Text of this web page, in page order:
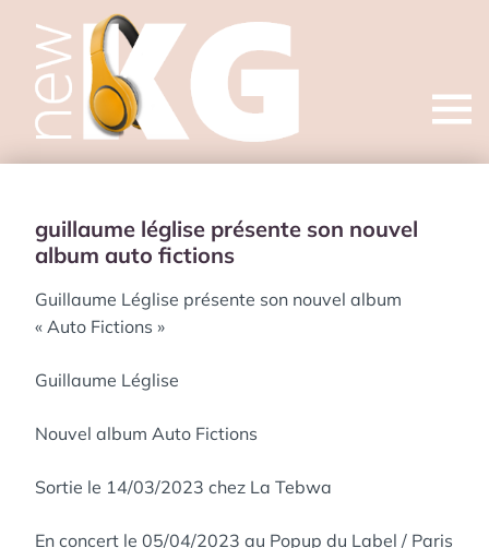
Open
guillaume léglise présente son nouvel
album auto fictions
Guillaume Léglise présente son nouvel album
« Auto Fictions »
Guillaume Léglise
Nouvel album Auto Fictions
Sortie le 14/03/2023 chez La Tebwa
En concert le 05/04/2023 au Popup du Label / Paris